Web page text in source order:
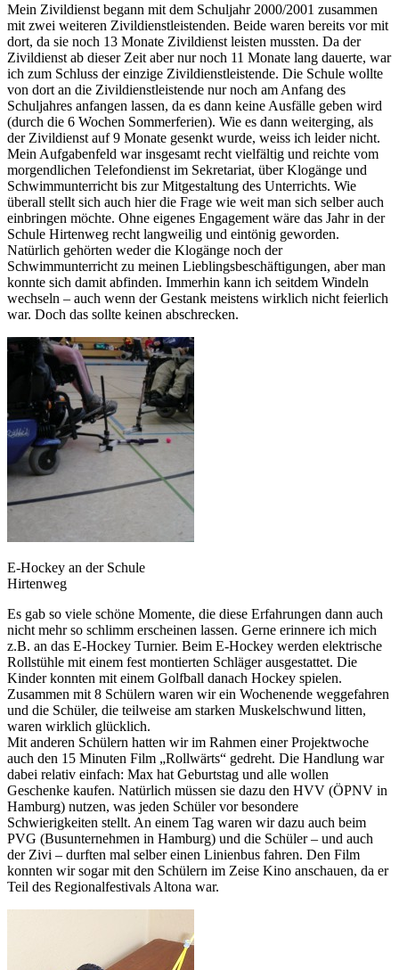
Mein Zivildienst begann mit dem Schuljahr 2000/2001 zusammen
mit zwei weiteren Zivildienstleistenden. Beide waren bereits vor mit
dort, da sie noch 13 Monate Zivildienst leisten mussten. Da der
Zivildienst ab dieser Zeit aber nur noch 11 Monate lang dauerte, war
ich zum Schluss der einzige Zivildienstleistende. Die Schule wollte
von dort an die Zivildienstleistende nur noch am Anfang des
Schuljahres anfangen lassen, da es dann keine Ausfälle geben wird
(durch die 6 Wochen Sommerferien). Wie es dann weiterging, als
der Zivildienst auf 9 Monate gesenkt wurde, weiss ich leider nicht.
Mein Aufgabenfeld war insgesamt recht vielfältig und reichte vom
morgendlichen Telefondienst im Sekretariat, über Klogänge und
Schwimmunterricht bis zur Mitgestaltung des Unterrichts. Wie
überall stellt sich auch hier die Frage wie weit man sich selber auch
einbringen möchte. Ohne eigenes Engagement wäre das Jahr in der
Schule Hirtenweg recht langweilig und eintönig geworden.
Natürlich gehörten weder die Klogänge noch der
Schwimmunterricht zu meinen Lieblingsbeschäftigungen, aber man
konnte sich damit abfinden. Immerhin kann ich seitdem Windeln
wechseln – auch wenn der Gestank meistens wirklich nicht feierlich
war. Doch das sollte keinen abschrecken.
E-Hockey an der Schule
Hirtenweg
Es gab so viele schöne Momente, die diese Erfahrungen dann auch
nicht mehr so schlimm erscheinen lassen. Gerne erinnere ich mich
z.B. an das E-Hockey Turnier. Beim E-Hockey werden elektrische
Rollstühle mit einem fest montierten Schläger ausgestattet. Die
Kinder konnten mit einem Golfball danach Hockey spielen.
Zusammen mit 8 Schülern waren wir ein Wochenende weggefahren
und die Schüler, die teilweise am starken Muskelschwund litten,
waren wirklich glücklich.
Mit anderen Schülern hatten wir im Rahmen einer Projektwoche
auch den 15 Minuten Film „Rollwärts“ gedreht. Die Handlung war
dabei relativ einfach: Max hat Geburtstag und alle wollen
Geschenke kaufen. Natürlich müssen sie dazu den HVV (ÖPNV in
Hamburg) nutzen, was jeden Schüler vor besondere
Schwierigkeiten stellt. An einem Tag waren wir dazu auch beim
PVG (Busunternehmen in Hamburg) und die Schüler – und auch
der Zivi – durften mal selber einen Linienbus fahren. Den Film
konnten wir sogar mit den Schülern im Zeise Kino anschauen, da er
Teil des Regionalfestivals Altona war.